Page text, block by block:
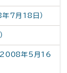
7月18日）
2008年5月16